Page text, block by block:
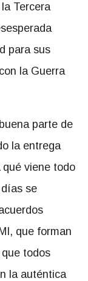
Tercera
para sus
la Guerra
parte de
la entrega
viene todo
se
que forman
todos
la auténtica